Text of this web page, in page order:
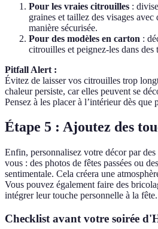
Pour les vraies citrouilles :
graines et taillez des visages
manière sécurisée.
Pour des modèles en carton :
citrouilles et peignez-les dans des
Pitfall Alert :
Évitez de laisser vos citrouilles trop
chaleur persiste, car elles peuvent se
Pensez à les placer à l’intérieur dès que
Étape 5 : Ajoutez des
Enfin, personnalisez votre décor par
vous : des photos de fêtes passées ou
sentimentale. Cela créera une
Vous pouvez également faire des
intégrer leur touche personnelle à la fête.
Checklist avant votre soirée